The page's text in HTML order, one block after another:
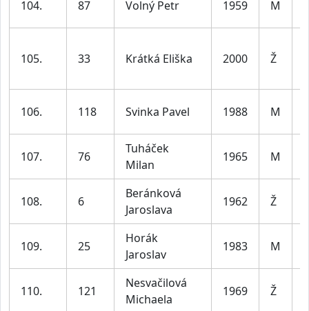
104. 87 Volný Petr 1959 M
105. 33 Krátká Eliška 2000 Ž
106. 118 Svinka Pavel 1988 M
107. 76
Tuháček
Milan
1965 M
108. 6
Beránková
Jaroslava
1962 Ž
109. 25
Horák
Jaroslav
1983 M
110. 121
Nesvačilová
Michaela
1969 Ž